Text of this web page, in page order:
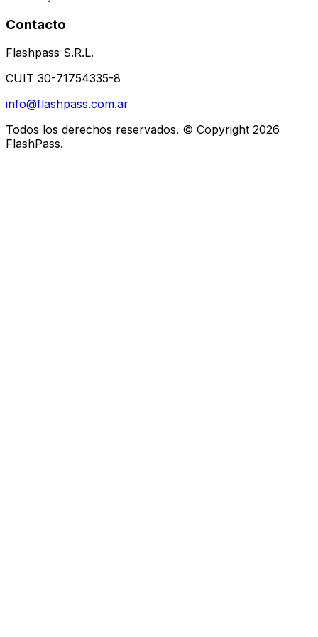
Contacto
Flashpass S.R.L.
CUIT 30-71754335-8
info@flashpass.com.ar
Todos los derechos reservados. © Copyright 2026
FlashPass.